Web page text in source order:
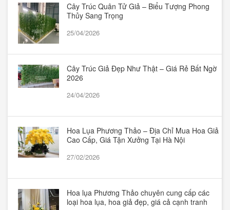
Cây Trúc Quân Tử Giả – Biểu Tượng Phong
Thủy Sang Trọng
25/04/2026
Cây Trúc Giả Đẹp Như Thật – Giá Rẻ Bất Ngờ
2026
24/04/2026
Hoa Lụa Phương Thảo – Địa Chỉ Mua Hoa Giả
Cao Cấp, Giá Tận Xưởng Tại Hà Nội
27/02/2026
Hoa lụa Phương Thảo chuyên cung cấp các
loại hoa lụa, hoa giả đẹp, giá cả cạnh tranh